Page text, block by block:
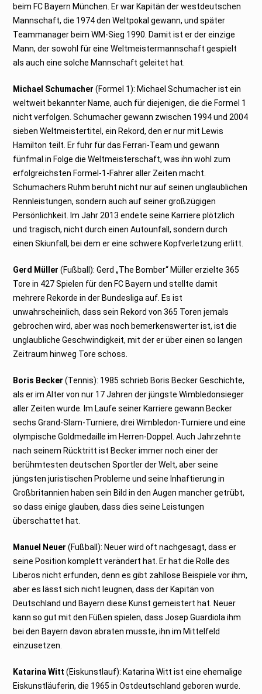
beim FC Bayern München. Er war Kapitän der westdeutschen
Mannschaft, die 1974 den Weltpokal gewann, und später
Teammanager beim WM-Sieg 1990. Damit ist er der einzige
Mann, der sowohl für eine Weltmeistermannschaft gespielt
als auch eine solche Mannschaft geleitet hat.
Michael Schumacher (Formel 1): Michael Schumacher ist ein
weltweit bekannter Name, auch für diejenigen, die die Formel 1
nicht verfolgen. Schumacher gewann zwischen 1994 und 2004
sieben Weltmeistertitel, ein Rekord, den er nur mit Lewis
Hamilton teilt. Er fuhr für das Ferrari-Team und gewann
fünfmal in Folge die Weltmeisterschaft, was ihn wohl zum
erfolgreichsten Formel-1-Fahrer aller Zeiten macht.
Schumachers Ruhm beruht nicht nur auf seinen unglaublichen
Rennleistungen, sondern auch auf seiner großzügigen
Persönlichkeit. Im Jahr 2013 endete seine Karriere plötzlich
und tragisch, nicht durch einen Autounfall, sondern durch
einen Skiunfall, bei dem er eine schwere Kopfverletzung erlitt.
Gerd Müller (Fußball): Gerd „The Bomber“ Müller erzielte 365
Tore in 427 Spielen für den FC Bayern und stellte damit
mehrere Rekorde in der Bundesliga auf. Es ist
unwahrscheinlich, dass sein Rekord von 365 Toren jemals
gebrochen wird, aber was noch bemerkenswerter ist, ist die
unglaubliche Geschwindigkeit, mit der er über einen so langen
Zeitraum hinweg Tore schoss.
Boris Becker(Tennis): 1985 schrieb Boris Becker Geschichte,
als er im Alter von nur 17 Jahren der jüngste Wimbledonsieger
aller Zeiten wurde. Im Laufe seiner Karriere gewann Becker
sechs Grand-Slam-Turniere, drei Wimbledon-Turniere und eine
olympische Goldmedaille im Herren-Doppel. Auch Jahrzehnte
nach seinem Rücktritt ist Becker immer noch einer der
berühmtesten deutschen Sportler der Welt, aber seine
jüngsten juristischen Probleme und seine Inhaftierung in
Großbritannien haben sein Bild in den Augen mancher getrübt,
so dass einige glauben, dass dies seine Leistungen
überschattet hat.
Manuel Neuer(Fußball): Neuer wird oft nachgesagt, dass er
seine Position komplett verändert hat. Er hat die Rolle des
Liberos nicht erfunden, denn es gibt zahllose Beispiele vor ihm,
aber es lässt sich nicht leugnen, dass der Kapitän von
Deutschland und Bayern diese Kunst gemeistert hat. Neuer
kann so gut mit den Füßen spielen, dass Josep Guardiola ihm
bei den Bayern davon abraten musste, ihn im Mittelfeld
einzusetzen.
Katarina Witt(Eiskunstlauf): Katarina Witt ist eine ehemalige
Eiskunstläuferin, die 1965 in Ostdeutschland geboren wurde.